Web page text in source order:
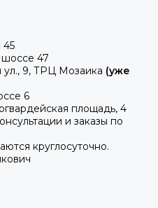
45
47
ул., 9, ТРЦ Мозаика (уже
6
площадь, 4
и заказы по
круглосуточно.